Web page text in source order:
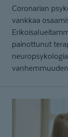
Coronarian
vankkaa
painottunut